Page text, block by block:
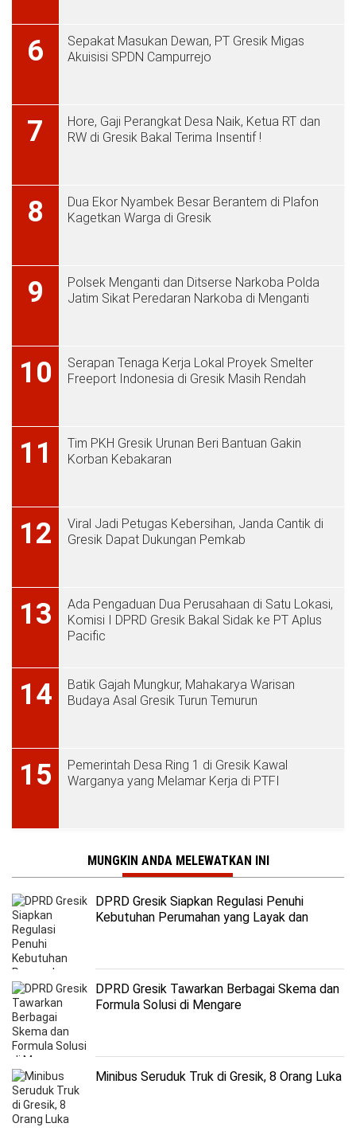
6
Sepakat Masukan Dewan, PT Gresik Migas
Akuisisi SPDN Campurrejo
7
Hore, Gaji Perangkat Desa Naik, Ketua RT dan
RW di Gresik Bakal Terima Insentif !
8
Dua Ekor Nyambek Besar Berantem di Plafon
Kagetkan Warga di Gresik
9
Polsek Menganti dan Ditserse Narkoba Polda
Jatim Sikat Peredaran Narkoba di Menganti
10
Serapan Tenaga Kerja Lokal Proyek Smelter
Freeport Indonesia di Gresik Masih Rendah
11
Tim PKH Gresik Urunan Beri Bantuan Gakin
Korban Kebakaran
12
Viral Jadi Petugas Kebersihan, Janda Cantik di
Gresik Dapat Dukungan Pemkab
13
Ada Pengaduan Dua Perusahaan di Satu Lokasi,
Komisi I DPRD Gresik Bakal Sidak ke PT Aplus
Pacific
14
Batik Gajah Mungkur, Mahakarya Warisan
Budaya Asal Gresik Turun Temurun
15
Pemerintah Desa Ring 1 di Gresik Kawal
Warganya yang Melamar Kerja di PTFI
MUNGKIN ANDA MELEWATKAN INI
DPRD Gresik Siapkan Regulasi Penuhi
Kebutuhan Perumahan yang Layak dan
DPRD Gresik Tawarkan Berbagai Skema dan
Formula Solusi di Mengare
Minibus Seruduk Truk di Gresik, 8 Orang Luka